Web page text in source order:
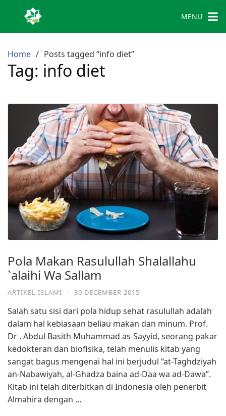
MENU
Home Posts tagged “info diet”
Tag: info diet
Pola Makan Rasulullah Shalallahu
`alaihi Wa Sallam
ARTIKEL ISLAMI · 30 DECEMBER 2015
Salah satu sisi dari pola hidup sehat rasulullah adalah
dalam hal kebiasaan beliau makan dan minum. Prof.
Dr . Abdul Basith Muhammad as-Sayyid, seorang pakar
kedokteran dan biofisika, telah menulis kitab yang
sangat bagus mengenai hal ini berjudul “at-Taghdziyah
an-Nabawiyah, al-Ghadza baina ad-Daa wa ad-Dawa”.
Kitab ini telah diterbitkan di Indonesia oleh penerbit
Almahira dengan …